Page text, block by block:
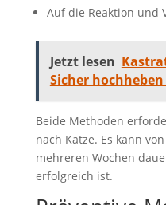
Auf die Reaktion und
Jetzt lesen
Sicher hochheben
Beide Methoden
nach Katze. Es kann
mehreren Wochen
erfolgreich ist.